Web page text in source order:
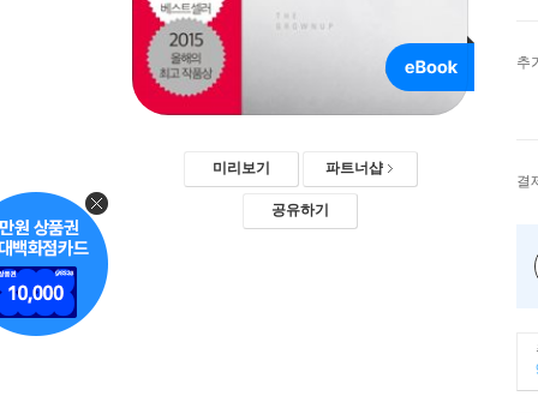
미리보기 파트너샵
공유하기
추
결